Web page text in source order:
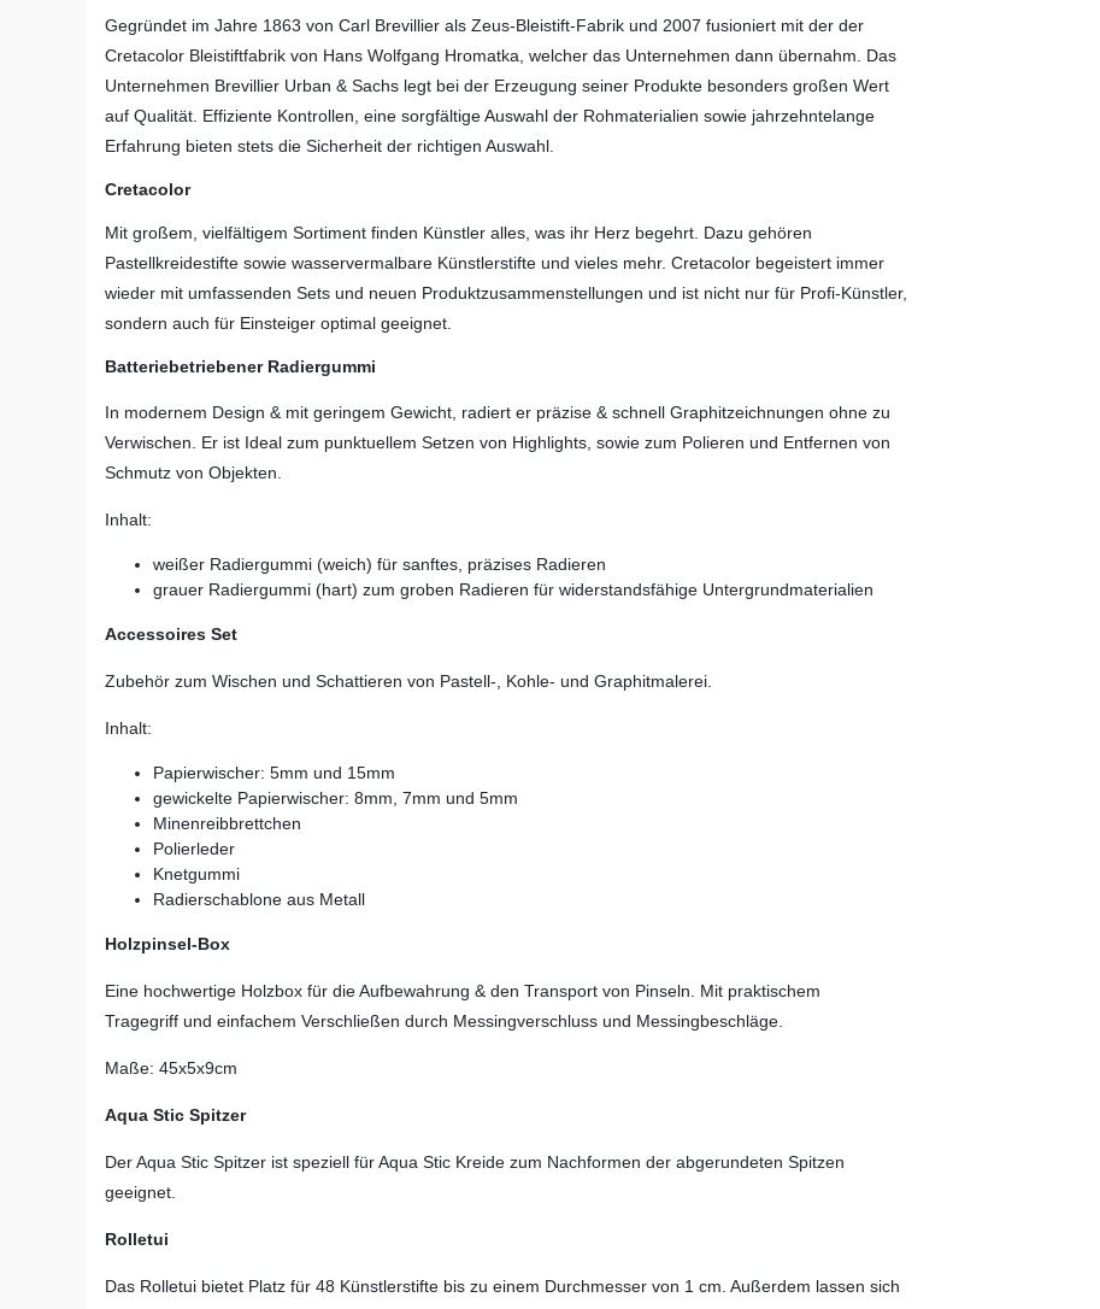
Gegründet im Jahre 1863 von Carl Brevillier als Zeus-Bleistift-Fabrik und 2007 fusioniert mit der der
Cretacolor Bleistiftfabrik von Hans Wolfgang Hromatka, welcher das Unternehmen dann übernahm. Das
Unternehmen Brevillier Urban & Sachs legt bei der Erzeugung seiner Produkte besonders großen Wert
auf Qualität. Effiziente Kontrollen, eine sorgfältige Auswahl der Rohmaterialien sowie jahrzehntelange
Erfahrung bieten stets die Sicherheit der richtigen Auswahl.
Cretacolor
Mit großem, vielfältigem Sortiment finden Künstler alles, was ihr Herz begehrt. Dazu gehören
Pastellkreidestifte sowie wasservermalbare Künstlerstifte und vieles mehr. Cretacolor begeistert immer
wieder mit umfassenden Sets und neuen Produktzusammenstellungen und ist nicht nur für Profi-Künstler,
sondern auch für Einsteiger optimal geeignet.
Batteriebetriebener Radiergummi
In modernem Design & mit geringem Gewicht, radiert er präzise & schnell Graphitzeichnungen ohne zu
Verwischen. Er ist Ideal zum punktuellem Setzen von Highlights, sowie zum Polieren und Entfernen von
Schmutz von Objekten.
Inhalt:
weißer Radiergummi (weich) für sanftes, präzises Radieren
grauer Radiergummi (hart) zum groben Radieren für widerstandsfähige Untergrundmaterialien
Accessoires Set
Zubehör zum Wischen und Schattieren von Pastell-, Kohle- und Graphitmalerei.
Inhalt:
Papierwischer: 5mm und 15mm
gewickelte Papierwischer: 8mm, 7mm und 5mm
Minenreibbrettchen
Polierleder
Knetgummi
Radierschablone aus Metall
Holzpinsel-Box
Eine hochwertige Holzbox für die Aufbewahrung & den Transport von Pinseln. Mit praktischem
Tragegriff und einfachem Verschließen durch Messingverschluss und Messingbeschläge.
Maße: 45x5x9cm
Aqua Stic Spitzer
Der Aqua Stic Spitzer ist speziell für Aqua Stic Kreide zum Nachformen der abgerundeten Spitzen
geeignet.
Rolletui
Das Rolletui bietet Platz für 48 Künstlerstifte bis zu einem Durchmesser von 1 cm. Außerdem lassen sich